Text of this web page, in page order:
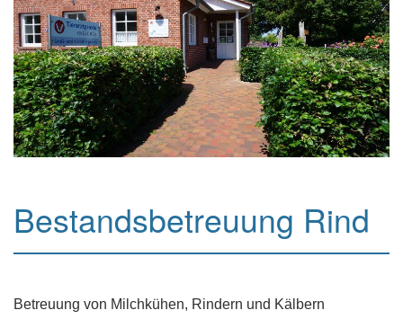
Kleintierpraxis
Großtierpraxis
Kontakt & Anfahrt
Bestandsbetreuung Rind
Betreuung von Milchkühen, Rindern und Kälbern